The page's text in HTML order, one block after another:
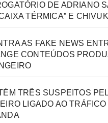
DE ADRIANO
TÉRMICA” E
AS FAKE NEWS
CONTEÚDOS
TRÊS SUSPEITOS
LIGADO AO